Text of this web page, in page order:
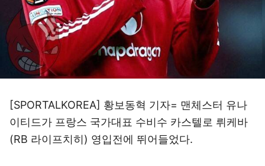
[SPORTALKOREA] 황보동혁 기자= 맨체스터 유나
이티드가 프랑스 국가대표 수비수 카스텔로 뤼케바
(RB 라이프치히) 영입전에 뛰어들었다.